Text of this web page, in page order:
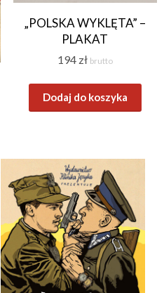
„POLSKA WYKLĘTA” –
PLAKAT
194 zł brutto
Dodaj do koszyka